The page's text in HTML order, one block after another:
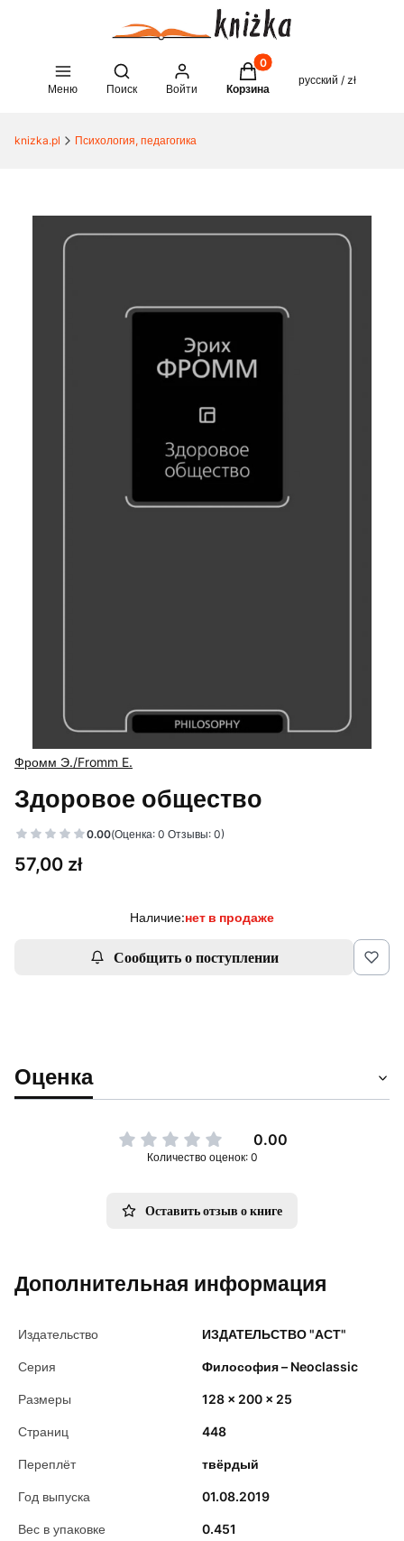
Меню
Open search engine
Поиск Войти
Товары в корзине: 0.
Корзина
русский / zł
knizka.pl Психология, педагогика
Фромм Э./Fromm E.
Здоровое общество
0.00(Оценка: 0 Отзывы: 0)
Цена
57,00 zł
Наличие:нет в продаже
Сообщить о поступлении
Оценка
0.00
Количество оценок: 0
Оставить отзыв о книге
Дополнительная информация
Издательство ИЗДАТЕЛЬСТВО "АСТ"
Серия Философия – Neoclassic
Размеры 128 x 200 x 25
Страниц 448
Переплёт твёрдый
Год выпуска 01.08.2019
Вес в упаковке 0.451